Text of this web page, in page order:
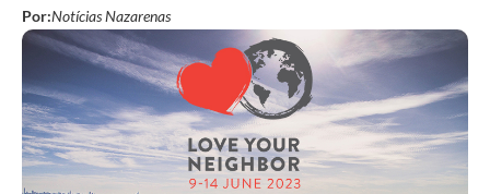
Por:Notícias Nazarenas